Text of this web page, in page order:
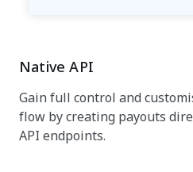
Native API
Gain full control and
flow by creating payouts
API endpoints.